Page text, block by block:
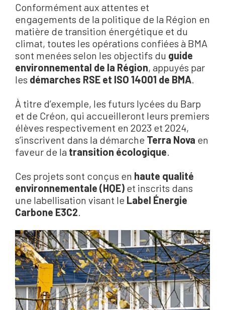
Conformément aux attentes et
engagements de la politique de la Région en
matière de transition énergétique et du
climat, toutes les opérations confiées à BMA
sont menées selon les objectifs du guide
environnemental de la Région, appuyés par
les démarches RSE et ISO 14001 de BMA
À titre d’exemple, les futurs lycées du Barp
et de Créon, qui accueilleront leurs premiers
élèves respectivement en 2023 et 2024,
s’inscrivent dans la démarche Terra Nova en
faveur de la transition écologique
Ces projets sont conçus en haute qualité
environnementale (HQE) et inscrits dans
une labellisation visant le Label Énergie
Carbone E3C2